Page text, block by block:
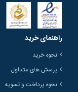
راهنمای خرید
نحوه خرید
پرسش های متداول
نحوه پرداخت و تسویه